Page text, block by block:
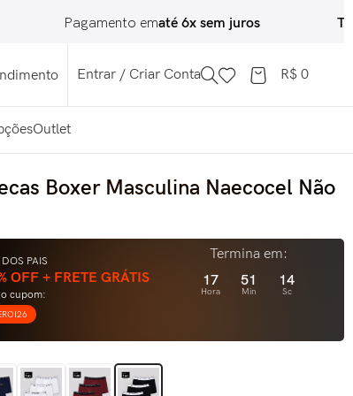
Pagamento ematé 6x sem juros Troca
Entrar / Criar Conta R$ 0
Outlet
Boxer Masculina Naecocel Não
PAIS
OFF + FRETE GRÁTIS
o cupom:
Termina em:
17
Hora
51
Min
12
Sc